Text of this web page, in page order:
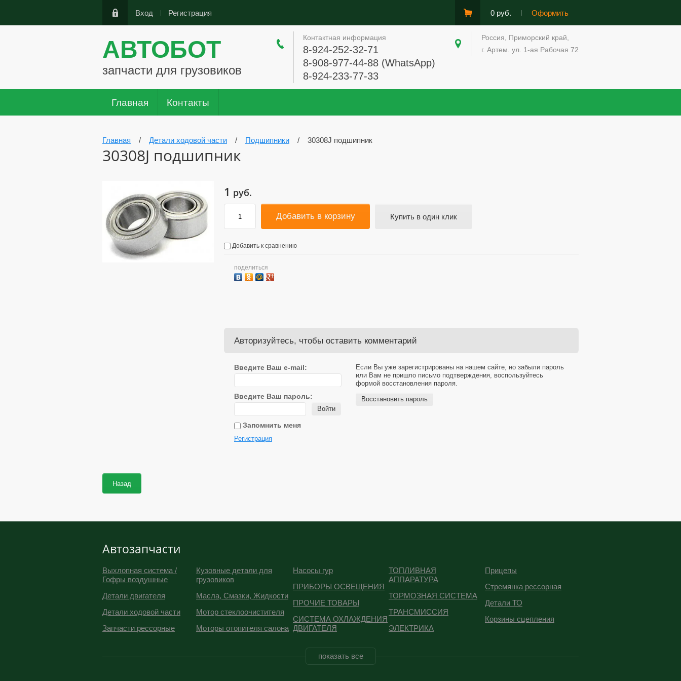
Вход Регистрация 0 руб. Оформить
АВТОБОТ
запчасти для грузовиков
Контактная информация
8-924-252-32-71
8-908-977-44-88 (WhatsApp)
8-924-233-77-33
Россия, Приморский край,
г. Артем. ул. 1-ая Рабочая 72
Главная Контакты
Главная / Детали ходовой части / Подшипники / 30308J подшипник
30308J подшипник
1 руб.
Добавить в корзину Купить в один клик
Добавить к сравнению
поделиться
Авторизуйтесь, чтобы оставить комментарий
Введите Ваш e-mail:
Введите Ваш пароль:
Войти
Запомнить меня
Регистрация
Если Вы уже зарегистрированы на нашем сайте, но забыли пароль
или Вам не пришло письмо подтверждения, воспользуйтесь
формой восстановления пароля.
Восстановить пароль
Назад
Автозапчасти
Выхлопная система /
Гофры воздушные
Детали двигателя
Детали ходовой части
Запчасти рессорные
Кузовные детали для
грузовиков
Масла, Смазки, Жидкости
Мотор стеклоочистителя
Моторы отопителя салона
Насосы гур
ПРИБОРЫ ОСВЕЩЕНИЯ
ПРОЧИЕ ТОВАРЫ
СИСТЕМА ОХЛАЖДЕНИЯ
ДВИГАТЕЛЯ
ТОПЛИВНАЯ
АППАРАТУРА
ТОРМОЗНАЯ СИСТЕМА
ТРАНСМИССИЯ
ЭЛЕКТРИКА
Прицепы
Стремянка рессорная
Детали ТО
Корзины сцепления
показать все